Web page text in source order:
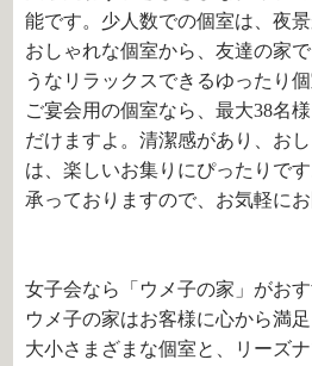
能です。少人数での個室は、夜
おしゃれな個室から、友達の家
うなリラックスできるゆったり
ご宴会用の個室なら、最大38名
だけますよ。清潔感があり、お
は、楽しいお集りにぴったりで
承っておりますので、お気軽に
女子会なら「ウメ子の家」がおす
ウメ子の家はお客様に心から満
大小さまざまな個室と、リーズ